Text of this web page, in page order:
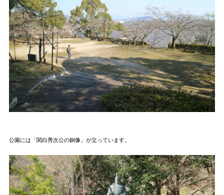
公園には「関白秀次公の銅像」が立っています。